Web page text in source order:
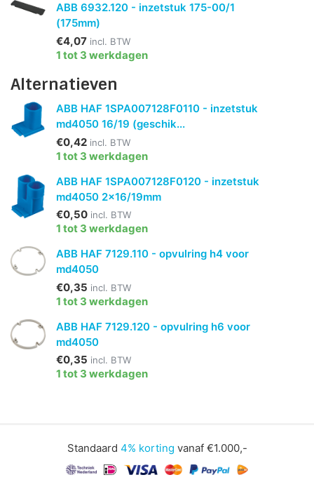
ABB 6932.120 - inzetstuk 175-00/1
(175mm)
€4,07 incl. BTW
1 tot 3 werkdagen
Alternatieven
ABB HAF 1SPA007128F0110 - inzetstuk
md4050 16/19 (geschik...
€0,42 incl. BTW
1 tot 3 werkdagen
ABB HAF 1SPA007128F0120 - inzetstuk
md4050 2x16/19mm
€0,50 incl. BTW
1 tot 3 werkdagen
ABB HAF 7129.110 - opvulring h4 voor
md4050
€0,35 incl. BTW
1 tot 3 werkdagen
ABB HAF 7129.120 - opvulring h6 voor
md4050
€0,35 incl. BTW
1 tot 3 werkdagen
Standaard 4% korting vanaf €1.000,-